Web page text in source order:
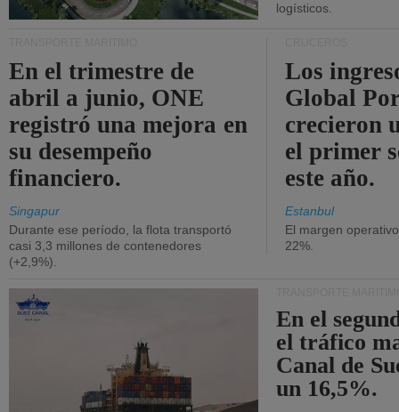
logísticos.
En el trimestre de
abril a junio, ONE
registró una mejora en
su desempeño
financiero.
Singapur
Durante ese período, la flota transportó
casi 3,3 millones de contenedores
(+2,9%).
Los
Global
crecieron
el primer
este año.
Estanbul
El margen
22%.
En el
el tráfico
Canal de
un 16,5%.